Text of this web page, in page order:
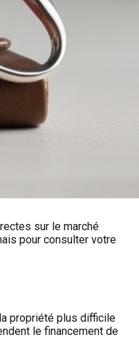
sur le marché
pour consulter votre
propriété plus difficile
le financement de